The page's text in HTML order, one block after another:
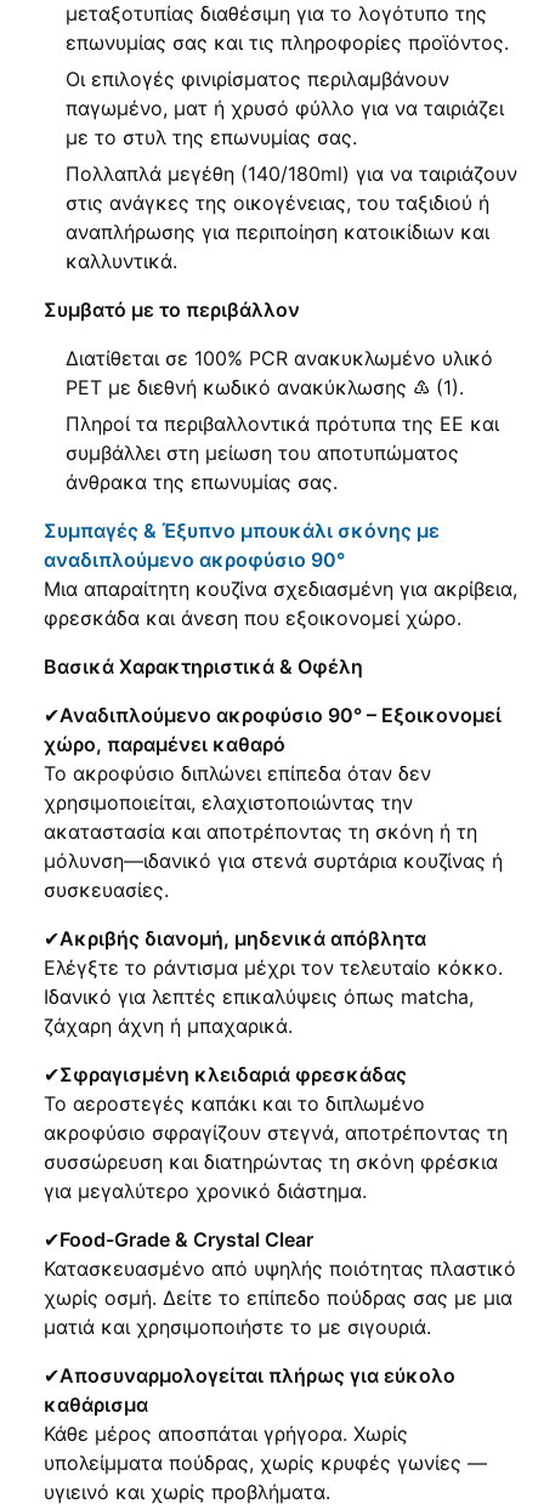
μεταξοτυπίας διαθέσιμη για το λογότυπο της
επωνυμίας σας και τις πληροφορίες προϊόντος.
Οι επιλογές φινιρίσματος περιλαμβάνουν
παγωμένο, ματ ή χρυσό φύλλο για να ταιριάζει
με το στυλ της επωνυμίας σας.
Πολλαπλά μεγέθη (140/180ml) για να ταιριάζουν
στις ανάγκες της οικογένειας, του ταξιδιού ή
αναπλήρωσης για περιποίηση κατοικίδιων και
καλλυντικά.
Συμβατό με το περιβάλλον
Διατίθεται σε 100% PCR ανακυκλωμένο υλικό
PET με διεθνή κωδικό ανακύκλωσης ♳ (1).
Πληροί τα περιβαλλοντικά πρότυπα της ΕΕ και
συμβάλλει στη μείωση του αποτυπώματος
άνθρακα της επωνυμίας σας.
Συμπαγές & Έξυπνο μπουκάλι σκόνης με
αναδιπλούμενο ακροφύσιο 90°
Μια απαραίτητη κουζίνα σχεδιασμένη για ακρίβεια,
φρεσκάδα και άνεση που εξοικονομεί χώρο.
Βασικά Χαρακτηριστικά & Οφέλη
✔Αναδιπλούμενο ακροφύσιο 90° – Εξοικονομεί
χώρο, παραμένει καθαρό
Το ακροφύσιο διπλώνει επίπεδα όταν δεν
χρησιμοποιείται, ελαχιστοποιώντας την
ακαταστασία και αποτρέποντας τη σκόνη ή τη
μόλυνση—ιδανικό για στενά συρτάρια κουζίνας ή
συσκευασίες.
✔Ακριβής διανομή, μηδενικά απόβλητα
Ελέγξτε το ράντισμα μέχρι τον τελευταίο κόκκο.
Ιδανικό για λεπτές επικαλύψεις όπως matcha,
ζάχαρη άχνη ή μπαχαρικά.
✔Σφραγισμένη κλειδαριά φρεσκάδας
Το αεροστεγές καπάκι και το διπλωμένο
ακροφύσιο σφραγίζουν στεγνά, αποτρέποντας τη
συσσώρευση και διατηρώντας τη σκόνη φρέσκια
για μεγαλύτερο χρονικό διάστημα.
✔Food-Grade & Crystal Clear
Κατασκευασμένο από υψηλής ποιότητας πλαστικό
χωρίς οσμή. Δείτε το επίπεδο πούδρας σας με μια
ματιά και χρησιμοποιήστε το με σιγουριά.
✔Αποσυναρμολογείται πλήρως για εύκολο
καθάρισμα
Κάθε μέρος αποσπάται γρήγορα. Χωρίς
υπολείμματα πούδρας, χωρίς κρυφές γωνίες —
υγιεινό και χωρίς προβλήματα.